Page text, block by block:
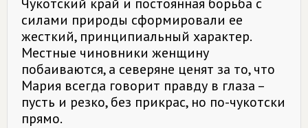
силами природы сформировали ее
жесткий, принципиальный характер.
Местные чиновники женщину
побаиваются, а северяне ценят за то, что
Мария всегда говорит правду в глаза –
пусть и резко, без прикрас, но по-чукотски
прямо.